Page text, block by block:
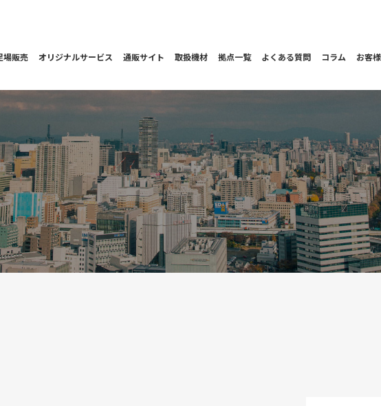
場販売 オリジナルサービス 通販サイト 取扱機材 拠点一覧 よくある質問 コラム お客